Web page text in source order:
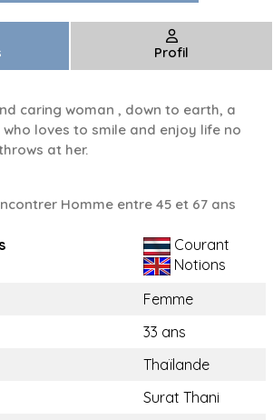
Profil
caring woman , down to earth, a
loves to smile and enjoy life no
at her.
Homme entre 45 et 67 ans
Courant
Notions
Femme
33 ans
Thaïlande
Surat Thani